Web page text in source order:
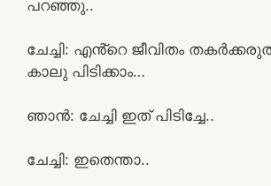
പറഞ്ഞു..
ചേച്ചി: എൻ്റെ ജീവിതം
കാലു പിടിക്കാം…
ഞാൻ: ചേച്ചി ഇത് പിടിച്ചേ..
ചേച്ചി: ഇതെന്താ..